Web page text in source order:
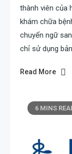
thành viên của
khám chữa
chuyển ngữ
chỉ sử dụng
Read More
6 MINS